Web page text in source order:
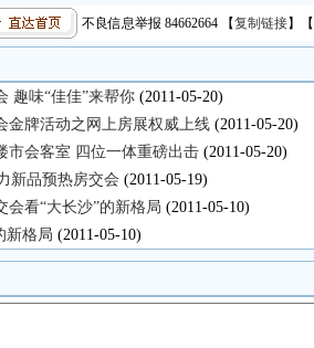
不良信息举报 84662664 【复制链接】【
趣味“佳佳”来帮你 (2011-05-20)
金牌活动之网上房展权威上线 (2011-05-20)
市会客室 四位一体重磅出击 (2011-05-20)
新品预热房交会 (2011-05-19)
会看“大长沙”的新格局 (2011-05-10)
新格局 (2011-05-10)